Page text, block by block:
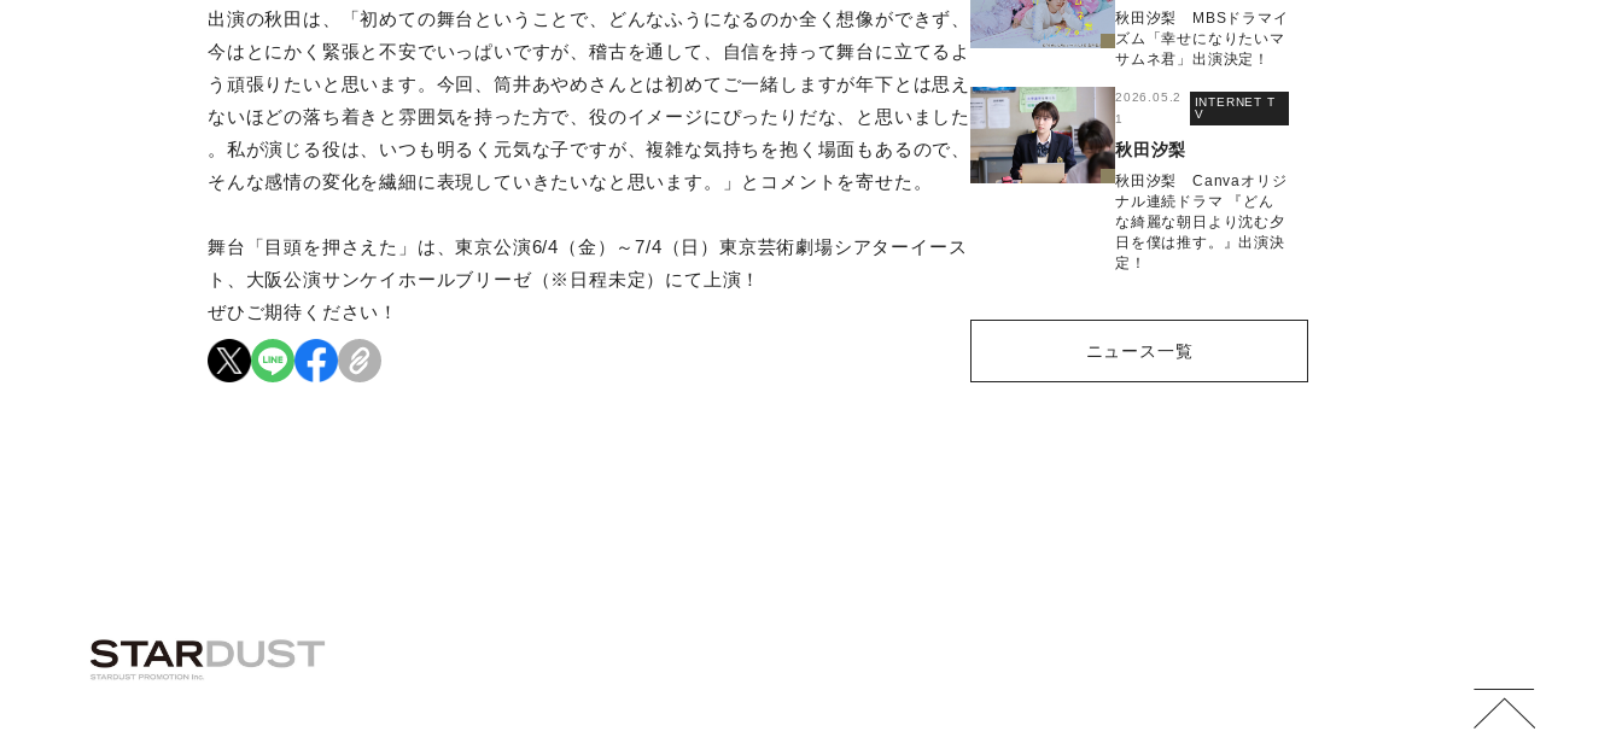
出演の秋田は、「初めての舞台ということで、どんなふうになるのか全く想像ができず、
今はとにかく緊張と不安でいっぱいですが、稽古を通して、自信を持って舞台に立てるよ
う頑張りたいと思います。今回、筒井あやめさんとは初めてご一緒しますが年下とは思え
ないほどの落ち着きと雰囲気を持った方で、役のイメージにぴったりだな、と思いました
。私が演じる役は、いつも明るく元気な子ですが、複雑な気持ちを抱く場面もあるので、
そんな感情の変化を繊細に表現していきたいなと思います。」とコメントを寄せた。
舞台「目頭を押さえた」は、東京公演6/4（金）～7/4（日）東京芸術劇場シアターイース
ト、大阪公演サンケイホールブリーゼ（※日程未定）にて上演！
ぜひご期待ください！
秋田汐梨 MBSドラマイ
ズム「幸せになりたいマ
サムネ君」出演決定！
2026.05.2
1
INTERNET T
V
秋田汐梨
秋田汐梨 Canvaオリジ
ナル連続ドラマ 『どん
な綺麗な朝日より沈む夕
日を僕は推す。』出演決
定！
ニュース一覧